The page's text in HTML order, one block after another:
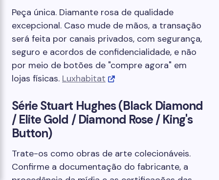
Peça única. Diamante rosa de qualidade
excepcional. Caso mude de mãos, a transação
será feita por canais privados, com segurança,
seguro e acordos de confidencialidade, e não
por meio de botões de "compre agora" em
lojas físicas. Luxhabitat
Série Stuart Hughes (Black Diamond
/ Elite Gold / Diamond Rose / King's
Button)
Trate-os como obras de arte colecionáveis.
Confirme a documentação do fabricante, a